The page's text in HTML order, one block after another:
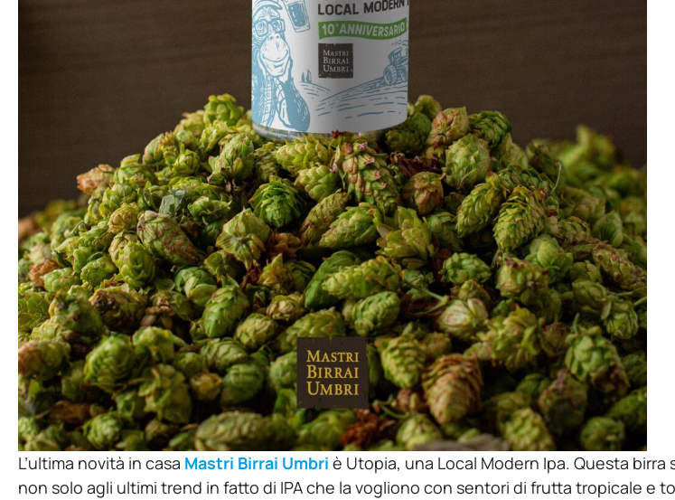
L’ultima novità in casa Mastri Birrai Umbri è Utopia, una Local Modern Ipa. Questa birra
non solo agli ultimi trend in fatto di IPA che la vogliono con sentori di frutta tropicale e